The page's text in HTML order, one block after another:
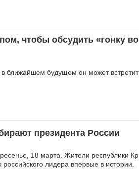
чтобы обсудить «гонку
ближайшем будущем он может
президента России
18 марта. Жители республики
лидера впервые в истории.